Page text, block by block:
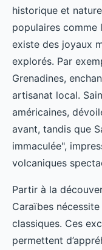
historique et
populaires comme
existe des joyaux
explorés. Par
Grenadines,
artisanat local.
américaines,
avant, tandis que
immaculée",
volcaniques
Partir à la
Caraïbes
classiques. Ces
permettent